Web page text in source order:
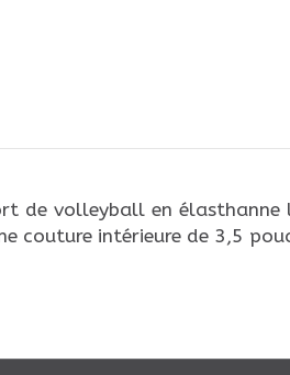
de volleyball en
couture intérieure de 3,5